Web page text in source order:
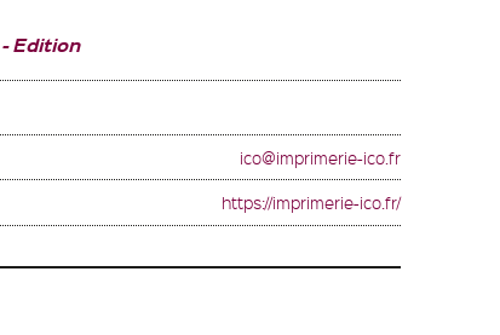
Edition
ico@imprimerie-ico.fr
https://imprimerie-ico.fr/